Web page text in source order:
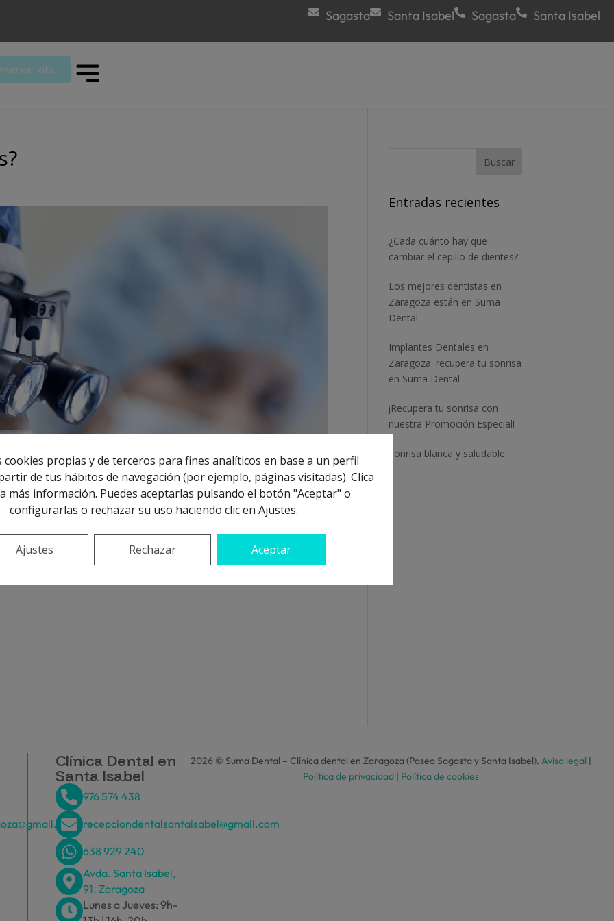
Sagasta Santa Isabel Sagasta Santa Isabel
cita
que junto con nuestros profesionales formados en técnicas de
una odontología avanzada aportando soluciones a tu caso,
Entradas recientes
¿Cada cuánto hay que
cambiar el cepillo de dientes?
Los mejores dentistas en
Zaragoza están en Suma
Dental
Implantes Dentales en
Zaragoza: recupera tu sonrisa
en Suma Dental
¡Recupera tu sonrisa con
nuestra Promoción Especial!
Sonrisa blanca y saludable
Clínica Dental en
Santa Isabel
976 574 438
recepciondentalsantaisabel@gmail.com
638 929 240
Avda. Santa Isabel,
91. Zaragoza
Lunes a Jueves: 9h-
2026 © Suma Dental – Clínica dental en Zaragoza (Paseo Sagasta y Santa Isabel). Aviso legal |
Política de privacidad| Política de cookies
cookies propias y de terceros para fines analíticos en base a un perfil
de tus hábitos de navegación (por ejemplo, páginas visitadas). Clica
más información. Puedes aceptarlas pulsando el botón "Aceptar" o
configurarlas o rechazar su uso haciendo clic en Ajustes.
Aceptar
Rechazar
Ajustes